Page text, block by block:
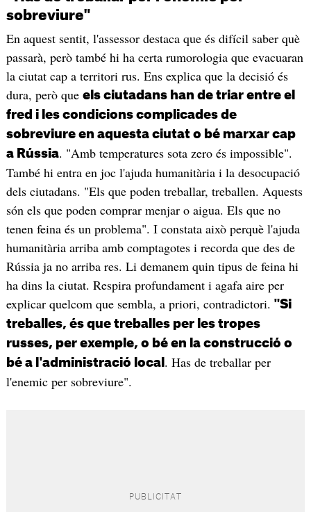
sobreviure"
En aquest sentit, l'assessor destaca que és difícil saber què
passarà, però també hi ha certa rumorologia que evacuaran
la ciutat cap a territori rus. Ens explica que la decisió és
dura, però que els ciutadans han de triar entre el
fred i les condicions complicades de
sobreviure en aquesta ciutat o bé marxar cap
a Rússia. "Amb temperatures sota zero és impossible".
També hi entra en joc l'ajuda humanitària i la desocupació
dels ciutadans. "Els que poden treballar, treballen. Aquests
són els que poden comprar menjar o aigua. Els que no
tenen feina és un problema". I constata això perquè l'ajuda
humanitària arriba amb comptagotes i recorda que des de
Rússia ja no arriba res. Li demanem quin tipus de feina hi
ha dins la ciutat. Respira profundament i agafa aire per
explicar quelcom que sembla, a priori, contradictori. "Si
treballes, és que treballes per les tropes
russes, per exemple, o bé en la construcció o
bé a l'administració local . Has de treballar per
l'enemic per sobreviure".